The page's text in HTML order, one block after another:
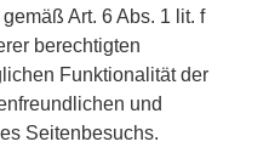
Art. 6 Abs. 1 lit. f
berechtigten
Funktionalität der
und
Seitenbesuchs.